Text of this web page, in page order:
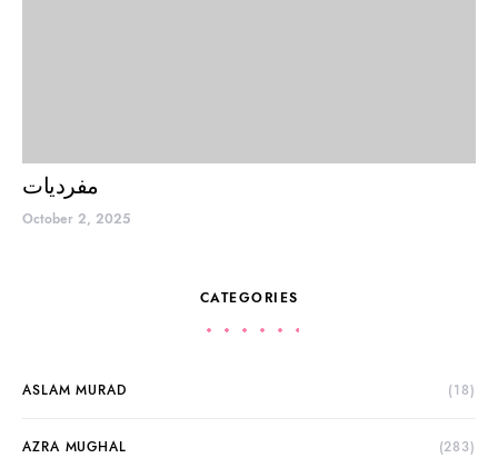
مفردیات
October 2, 2025
CATEGORIES
ASLAM MURAD (18)
AZRA MUGHAL (283)